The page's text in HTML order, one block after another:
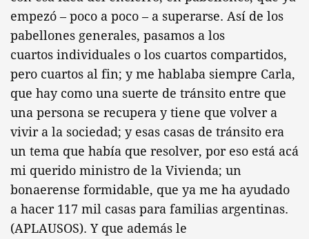
empezó – poco a poco – a superarse. Así de los
pabellones generales, pasamos a los
cuartos individuales o los cuartos compartidos,
pero cuartos al fin; y me hablaba siempre Carla,
que hay como una suerte de tránsito entre que
una persona se recupera y tiene que volver a
vivir a la sociedad; y esas casas de tránsito era
un tema que había que resolver, por eso está acá
mi querido ministro de la Vivienda; un
bonaerense formidable, que ya me ha ayudado
a hacer 117 mil casas para familias argentinas.
(APLAUSOS). Y que además le